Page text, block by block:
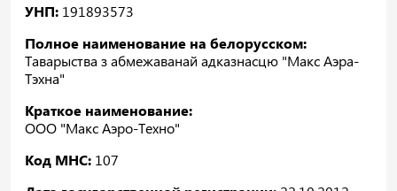
УНП: 191893573
Полное наименование на белорусском:
Таварыства з абмежаванай адказнасцю "Макс Аэра-
Тэхна"
Краткое наименование:
ООО "Макс Аэро-Техно"
Код МНС: 107